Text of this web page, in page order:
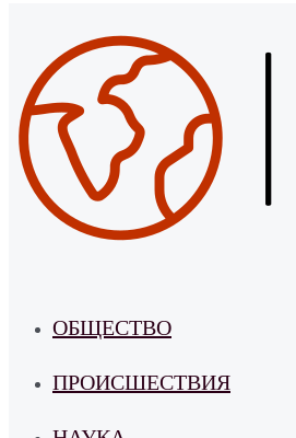
ОБЩЕСТВО
ПРОИСШЕСТВИЯ